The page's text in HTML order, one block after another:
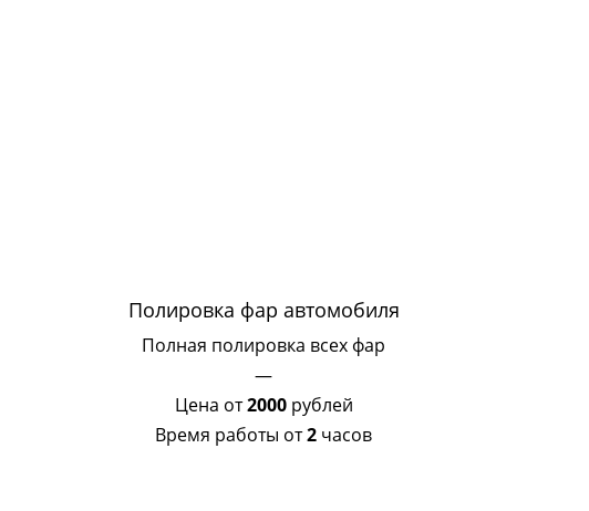
Полировка фар автомобиля
Полная полировка всех фар
—
Цена от2000 рублей
Время работы от2 часов